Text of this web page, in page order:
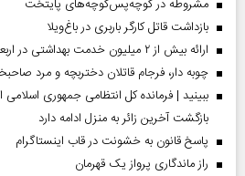
مشروطه در کوچه‌پس‌کوچه‌های پایتخت
بازداشت قاتل کارگر باربری در باغ‌ویلا
ارائه بیش از ۲ میلیون خدمت بهداشتی در اربعین حسینی
چوبه دار، فرجام قاتلان دختربچه و مرد
ببینید | فرمانده کل انتظامی جمهوری
بازگشت آخرین زائر به منزل ادامه دارد
پاسخ قانون به خشونت در قاب اینستاگرام
راز ماندگاری پرواز یک قهرمان